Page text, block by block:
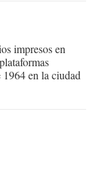
impresos en
en la ciudad